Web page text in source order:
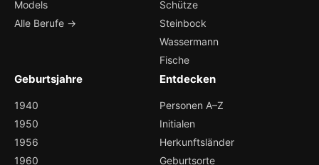
Models
Alle Berufe →
Schütze
Steinbock
Wassermann
Fische
Geburtsjahre
1940
1950
1956
1960
Entdecken
Personen A–Z
Initialen
Herkunftsländer
Geburtsorte